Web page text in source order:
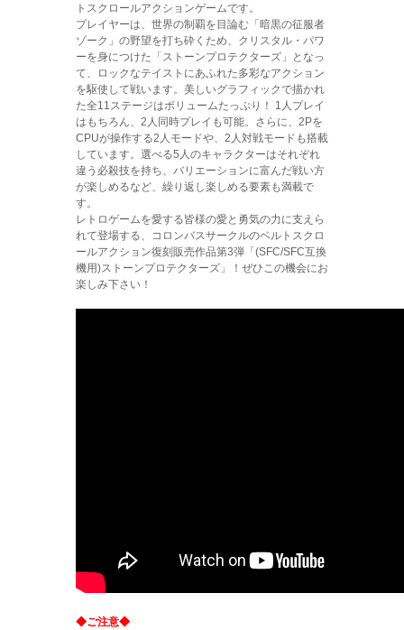
トスクロールアクションゲームです。
プレイヤーは、世界の制覇を目論む「暗黒の征服者
ゾーク」の野望を打ち砕くため、クリスタル・パワ
ーを身につけた「ストーンプロテクターズ」となっ
て、ロックなテイストにあふれた多彩なアクション
を駆使して戦います。美しいグラフィックで描かれ
た全11ステージはボリュームたっぷり！ 1人プレイ
はもちろん、2人同時プレイも可能。さらに、2Pを
CPUが操作する2人モードや、2人対戦モードも搭載
しています。選べる5人のキャラクターはそれぞれ
違う必殺技を持ち、バリエーションに富んだ戦い方
が楽しめるなど、繰り返し楽しめる要素も満載で
す。
レトロゲームを愛する皆様の愛と勇気の力に支えら
れて登場する、コロンバスサークルのベルトスクロ
ールアクション復刻販売作品第3弾「(SFC/SFC互換
機用)ストーンプロテクターズ」！ぜひこの機会にお
楽しみ下さい！
◆ご注意◆